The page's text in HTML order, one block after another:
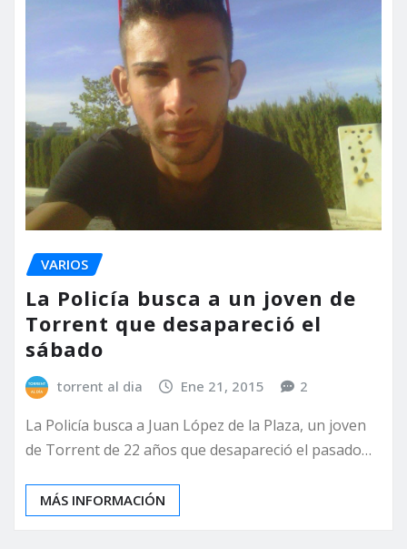
VARIOS
La Policía busca a un joven de
Torrent que desapareció el
sábado
torrent al dia Ene 21, 2015 2
La Policía busca a Juan López de la Plaza, un joven
de Torrent de 22 años que desapareció el pasado…
MÁS INFORMACIÓN